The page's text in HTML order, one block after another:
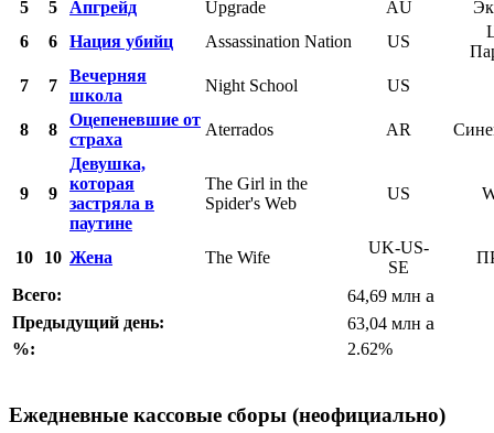
5
5 Апгрейд Upgrade AU
6
6 Нация убийц Assassination Nation US
7
7
Вечерняя
школа
Night School US
8 8
Оцепеневшие от
страха
Aterrados AR
9 9
Девушка,
которая
застряла в
паутине
The Girl in the
Spider's Web
US
10 10 Жена The Wife
UK-US-
SE
Всего:
64,69 млн a
Предыдущий день: 63,04 млн a
%: 2.62%
Ежедневные кассовые сборы (неофициально)